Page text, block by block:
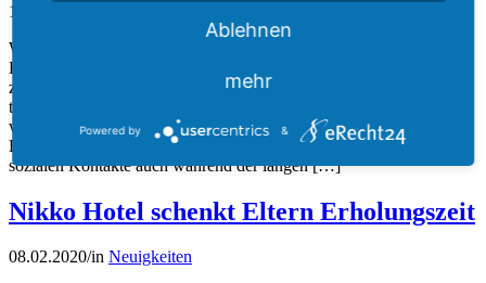
12.02.2020
Wie vor zwei Monaten angekündigt, hat Löwenstern e.V. die
Kosten für die Telefonanlagen für stationäre Patienten und die sehr
zeitnahe Einrichtung des WLANs für die Knochenmark-
transplantationsstation (KMT-Station) übernommen. Nun können
wir verkünden: Die KMT-Station ist online! Dies ist eine große
Erleichterung für die erkrankten Kinder und Familien, um ihre
sozialen Kontakte auch während der langen […]
Nikko Hotel schenkt Eltern Erholungszeit
08.02.2020/in Neuigkeiten
Ablehnen
mehr
Powered by &